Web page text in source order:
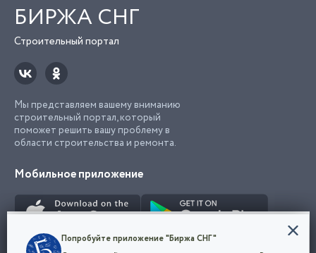
БИРЖА СНГ
Строительный портал
Мы представляем вашему вниманию
строительный портал, который
поможет решить вашу проблему в
области строительства и ремонта.
Мобильное приложение
Конфиденциальность
Попробуйте приложение "Биржа СНГ"